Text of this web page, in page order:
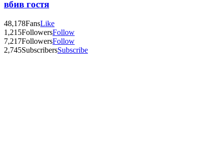
вбив гостя
48,178FansLike
1,215FollowersFollow
7,217FollowersFollow
2,745SubscribersSubscribe